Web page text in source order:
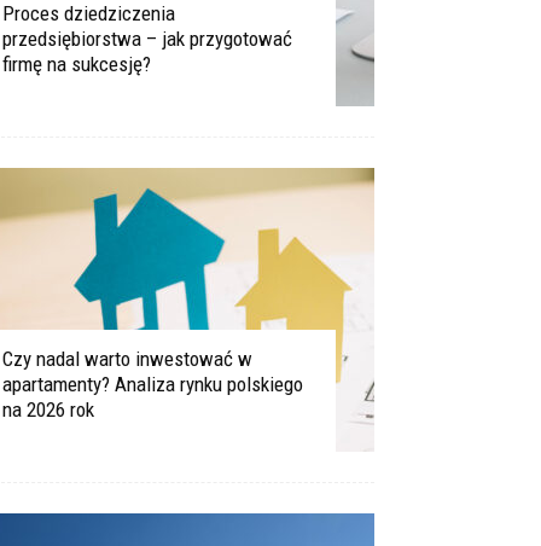
Proces dziedziczenia
przedsiębiorstwa – jak przygotować
firmę na sukcesję?
Czy nadal warto inwestować w
apartamenty? Analiza rynku polskiego
na 2026 rok